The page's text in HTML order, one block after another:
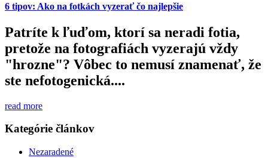
6 tipov: Ako na fotkách vyzerať čo najlepšie
Patríte k ľuďom, ktorí sa neradi fotia,
pretože na fotografiách vyzerajú vždy
"hrozne"? Vôbec to nemusí znamenať, že
ste nefotogenická....
read more
Kategórie článkov
Nezaradené